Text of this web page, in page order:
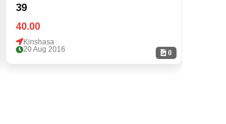
0
39
40.00
Kinshasa
20 Aug 2016